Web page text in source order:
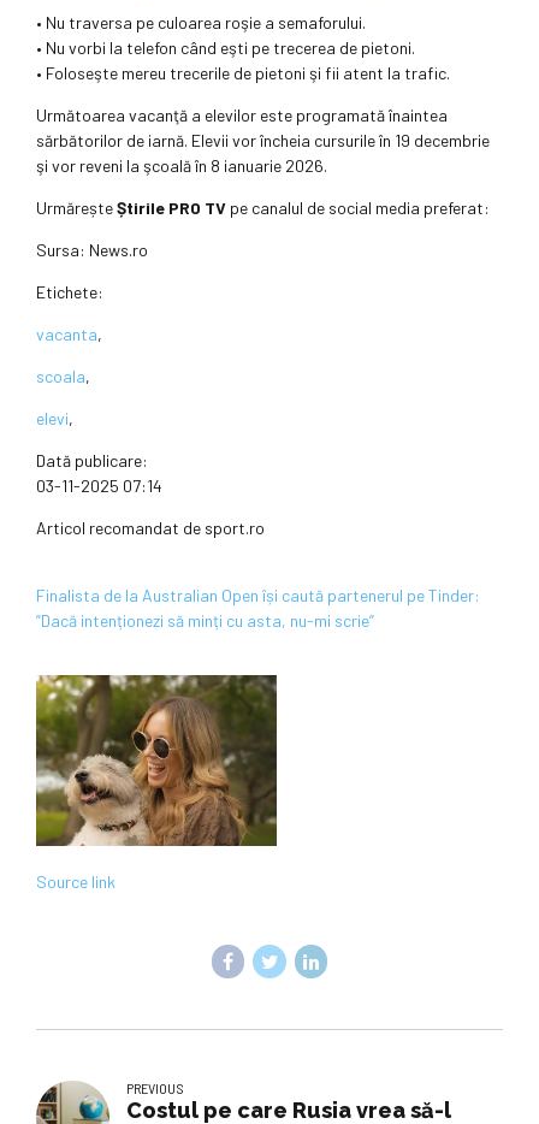
• Nu traversa pe culoarea roşie a semaforului.
• Nu vorbi la telefon când eşti pe trecerea de pietoni.
• Foloseşte mereu trecerile de pietoni şi fii atent la trafic.
Următoarea vacanţă a elevilor este programată înaintea
sărbătorilor de iarnă. Elevii vor încheia cursurile în 19 decembrie
şi vor reveni la şcoală în 8 ianuarie 2026.
UrmăreșteȘtirile PRO TV pe canalul de social media preferat:
Sursa: News.ro
Etichete:
vacanta,
scoala,
elevi,
Dată publicare:
03-11-2025 07:14
Articol recomandat de sport.ro
Finalista de la Australian Open își caută partenerul pe Tinder:
”Dacă intenționezi să minți cu asta, nu-mi scrie”
Source link
PREVIOUS
Costul pe care Rusia vrea să-l